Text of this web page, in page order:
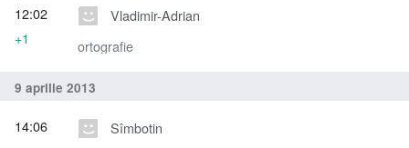
Vladimir-Adrian
ortografie
12:02
+1
9 aprilie 2013
Sîmbotin
14:06